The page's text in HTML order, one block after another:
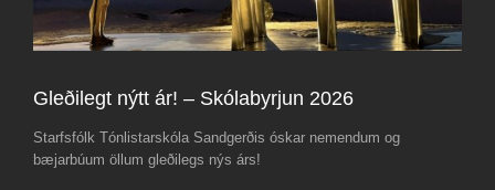
Gleðilegt nýtt ár! – Skólabyrjun 2026
Starfsfólk Tónlistarskóla Sandgerðis óskar nemendum og
bæjarbúum öllum gleðilegs nýs árs!